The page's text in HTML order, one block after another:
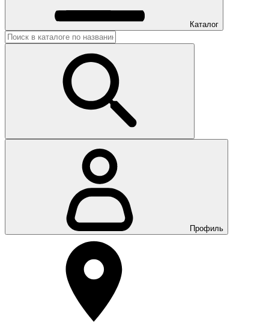
Каталог
Профиль